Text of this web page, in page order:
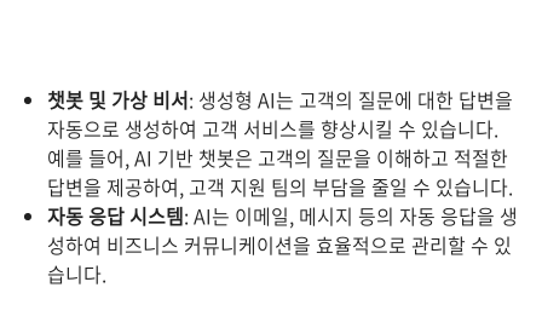
챗봇 및 가상 비서: 생성형 AI는 고객의 질문에 대한 답변을
자동으로 생성하여 고객 서비스를 향상시킬 수 있습니다.
예를 들어, AI 기반 챗봇은 고객의 질문을 이해하고 적절한
답변을 제공하여, 고객 지원 팀의 부담을 줄일 수 있습니다.
자동 응답 시스템: AI는 이메일, 메시지 등의 자동 응답을 생
성하여 비즈니스 커뮤니케이션을 효율적으로 관리할 수 있
습니다.